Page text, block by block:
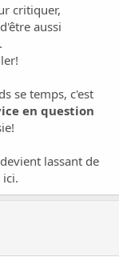
critiquer,
aussi
se temps, c'est
en question
lassant de